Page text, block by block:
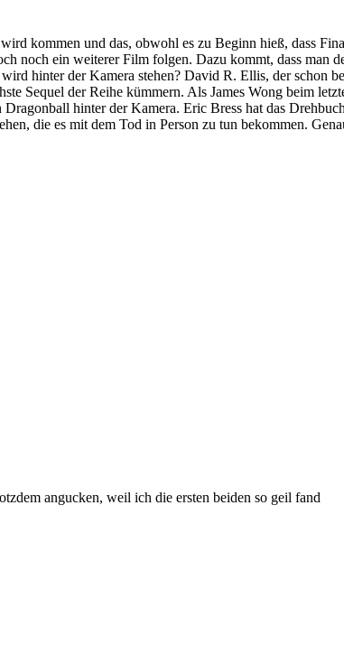
kommen und das, obwohl es zu Beginn hieß, dass
noch ein weiterer Film folgen. Dazu kommt, dass man
hinter der Kamera stehen? David R. Ellis, der schon
Sequel der Reihe kümmern. Als James Wong beim
hinter der Kamera. Eric Bress hat das
die es mit dem Tod in Person zu tun bekommen.
angucken, weil ich die ersten beiden so geil fand